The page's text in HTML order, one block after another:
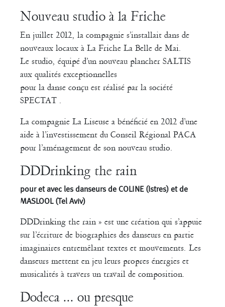
Nouveau studio à la Friche
En juillet 2012, la compagnie s’installait dans de
nouveaux locaux à La Friche La Belle de Mai.
Le studio, équipé d’un nouveau plancher SALTIS
aux qualités exceptionnelles
pour la danse conçu est réalisé par la société
SPECTAT .
La compagnie La Liseuse a bénéficié en 2012 d’une
aide à l’investissement du Conseil Régional PACA
pour l’aménagement de son nouveau studio.
DDDrinking the rain
pour et avec les danseurs de COLINE (Istres) et de
MASLOOL (Tel Aviv)
DDDrinking the rain » est une création qui s’appuie
sur l’écriture de biographies des danseurs en partie
imaginaires entremêlant textes et mouvements. Les
danseurs mettent en jeu leurs propres énergies et
musicalités à travers un travail de composition.
Dodeca ... ou presque